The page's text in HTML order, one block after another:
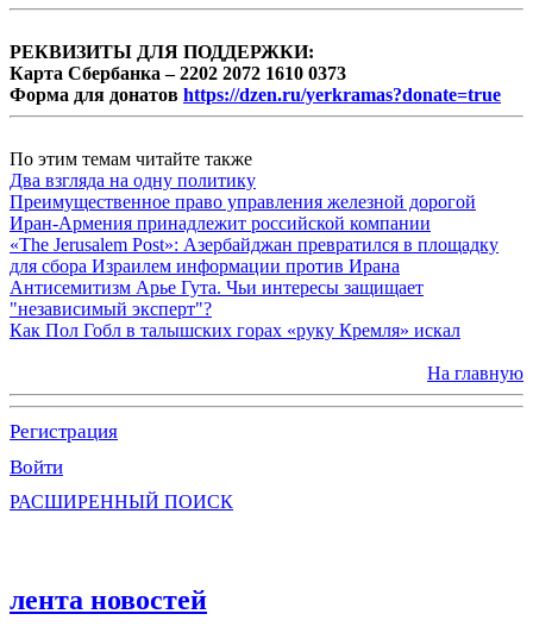
РЕКВИЗИТЫ ДЛЯ ПОДДЕРЖКИ:
Карта Сбербанка – 2202 2072 1610 0373
Форма для донатов https://dzen.ru/yerkramas?donate=true
По этим темам читайте также
Два взгляда на одну политику
Преимущественное право управления железной дорогой
Иран-Армения принадлежит российской компании
«The Jerusalem Post»: Азербайджан превратился в площадку
для сбора Израилем информации против Ирана
Антисемитизм Арье Гута. Чьи интересы защищает
"независимый эксперт"?
Как Пол Гобл в талышских горах «руку Кремля» искал
На главную
Регистрация
Войти
РАСШИРЕННЫЙ ПОИСК
лента новостей